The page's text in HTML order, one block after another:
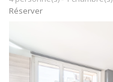
Réserver